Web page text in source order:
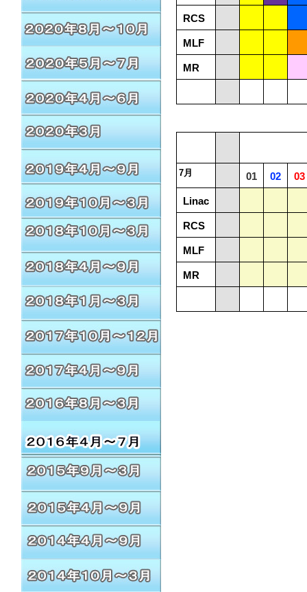
RCS
MLF
MR
7月 01 02 03
Linac
RCS
MLF
MR